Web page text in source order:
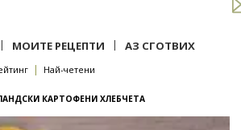
| МОИТЕ РЕЦЕПТИ | АЗ СГОТВИХ
| Най-четени
КАРТОФЕНИ ХЛЕБЧЕТА